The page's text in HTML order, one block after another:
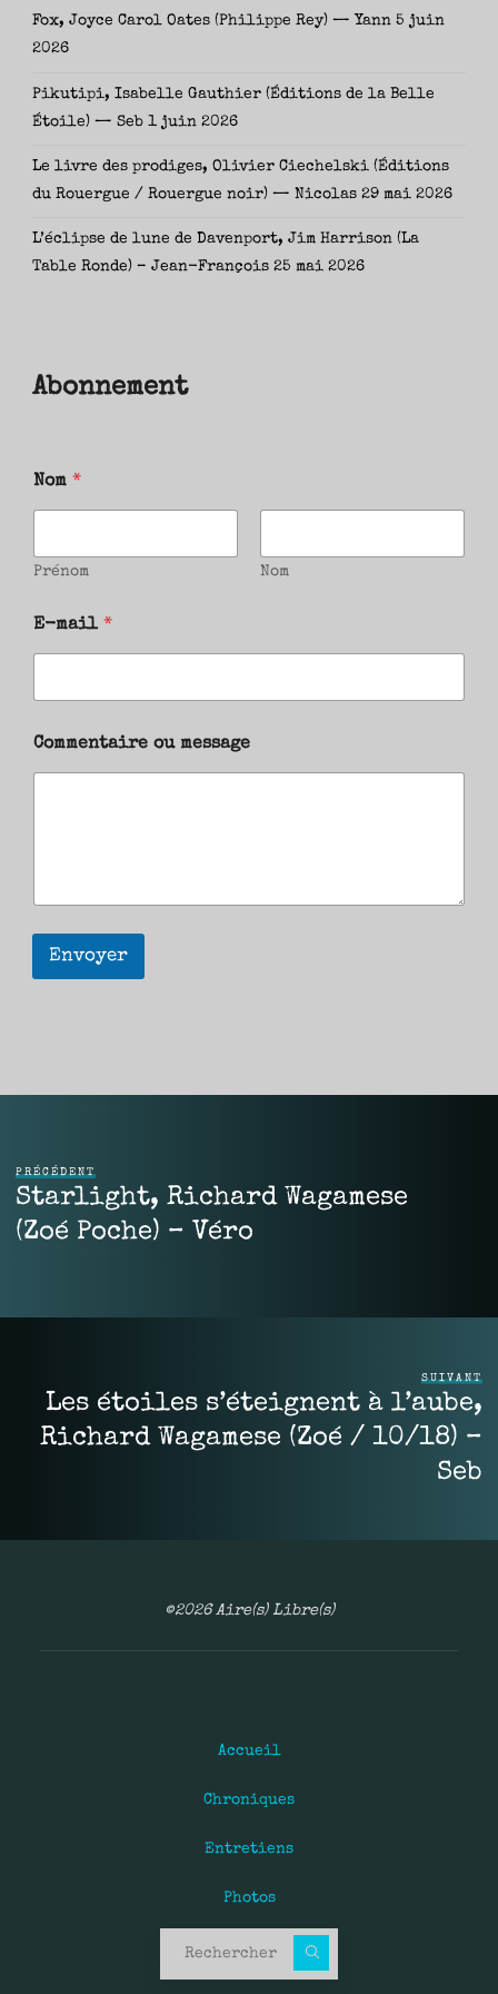
Fox, Joyce Carol Oates (Philippe Rey) — Yann 5 juin
2026
Pikutipi, Isabelle Gauthier (Éditions de la Belle
Étoile) — Seb 1 juin 2026
Le livre des prodiges, Olivier Ciechelski (Éditions
du Rouergue / Rouergue noir) — Nicolas 29 mai 2026
L’éclipse de lune de Davenport, Jim Harrison (La
Table Ronde) – Jean-François 25 mai 2026
Abonnement
Nom *
Prénom Nom
E-mail *
Commentaire ou message
Envoyer
PRÉCÉDENT
Starlight, Richard Wagamese
(Zoé Poche) – Véro
SUIVANT
Les étoiles s’éteignent à l’aube,
Richard Wagamese (Zoé / 10/18) –
Seb
©2026 Aire(s) Libre(s)
Accueil
Chroniques
Entretiens
Photos